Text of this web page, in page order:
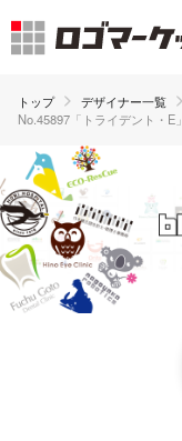
トップ デザイナー一覧
No.45897「トライデント・E」